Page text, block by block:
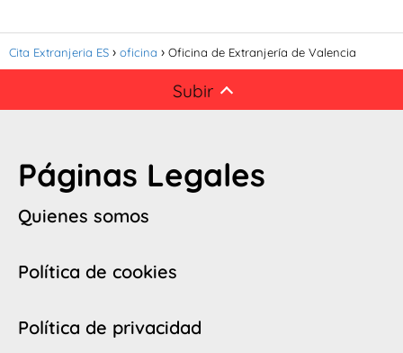
Cita Extranjeria ES oficina Oficina de Extranjería de Valencia
Subir
Páginas Legales
Quienes somos
Política de cookies
Política de privacidad